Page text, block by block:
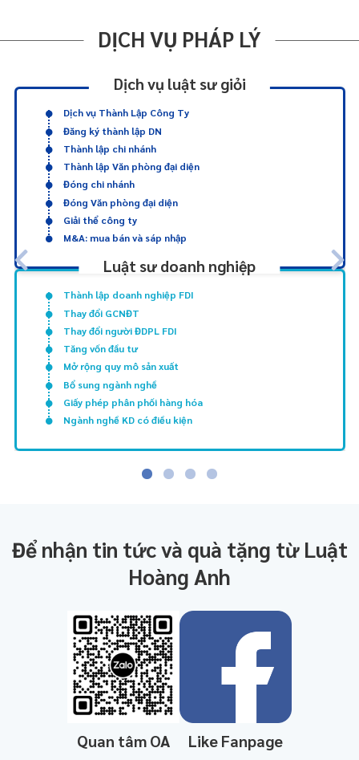
DỊCH VỤ PHÁP LÝ
Dịch vụ luật sư giỏi
Dịch vụ Thành Lập Công Ty
Đăng ký thành lập DN
Thành lập chi nhánh
Thành lập Văn phòng đại diện
Đóng chi nhánh
Đóng Văn phòng đại diện
Giải thể công ty
M&A: mua bán và sáp nhập
Luật sư doanh nghiệp
Thành lập doanh nghiệp FDI
Thay đổi GCNĐT
Thay đổi người ĐDPL FDI
Tăng vốn đầu tư
Mở rộng quy mô sản xuất
Bổ sung ngành nghề
Giấy phép phân phối hàng hóa
Ngành nghề KD có điều kiện
Để nhận tin tức và quà tặng từ Luật
Hoàng Anh
Quan tâm OA Like Fanpage